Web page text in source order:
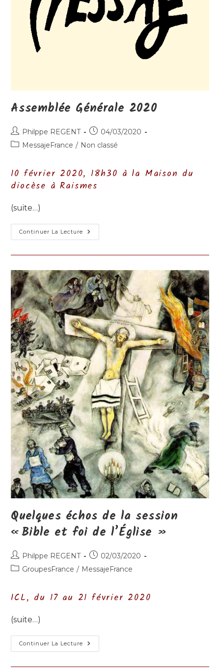
Assemblée Générale 2020
Auteur/autrice
de
Philppe REGENT
Publication
publiée :
04/03/2020
PostMessajeFrance / Non classé
10 février 2020, 18h30 à la Maison du
diocèse à Raismes
(suite…)
Continuer La Lecture Assemblée
Générale
Quelques échos de la session
« Bible et foi de l’Église »
Auteur/autrice
de
Philppe REGENT
Publication
publiée :
02/03/2020
PostGroupesFrance / MessajeFrance
ICL, du 17 au 21 février 2020
(suite…)
Continuer La Lecture Quelques
Échos
La